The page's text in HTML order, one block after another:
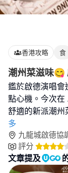
香港攻略 食
潮州菜滋味😋
鑑於啟德演唱會
點心機。今次在
舒適的新派潮州
多
九龍城啟德協
評分
文章提及